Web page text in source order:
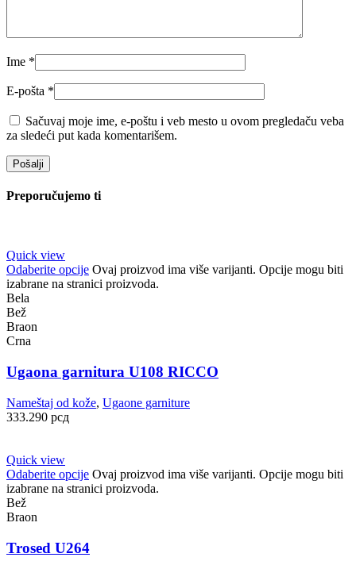
Ime *
E-pošta *
Sačuvaj moje ime, e-poštu i veb mesto u ovom pregledaču veba
za sledeći put kada komentarišem.
Preporučujemo ti
Quick view
Odaberite opcije Ovaj proizvod ima više varijanti. Opcije mogu biti
izabrane na stranici proizvoda.
Bela
Bež
Braon
Crna
Ugaona garnitura U108 RICCO
Nameštaj od kože, Ugaone garniture
333.290 рсд
Quick view
Odaberite opcije Ovaj proizvod ima više varijanti. Opcije mogu biti
izabrane na stranici proizvoda.
Bež
Braon
Trosed U264